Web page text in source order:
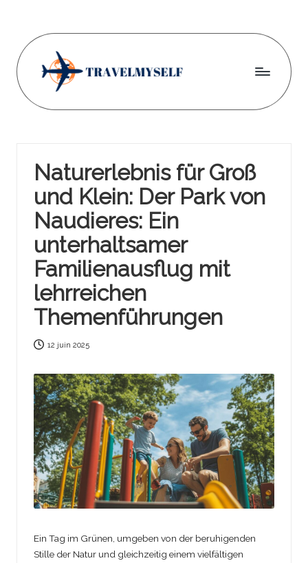
content
Tr
el
m
y
s
el
f
Naturerlebnis für Groß
und Klein: Der Park von
Naudieres: Ein
unterhaltsamer
Familienausflug mit
lehrreichen
Themenführungen
12 juin 2025
Ein Tag im Grünen, umgeben von der beruhigenden
Stille der Natur und gleichzeitig einem vielfältigen